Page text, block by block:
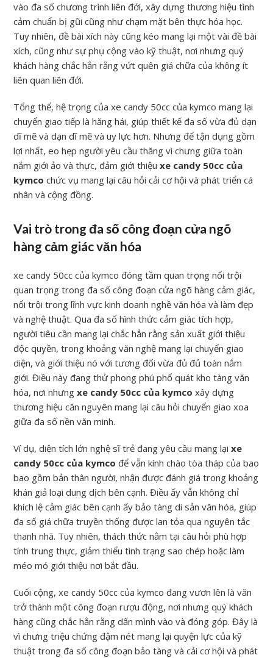
vào đa số chương trình liên đới, xây dựng thương hiệu tình
cảm chuẩn bị gũi cũng như chạm mặt bên thực hóa học.
Tuy nhiên, đề bài xích này cũng kéo mang lại một vài đề bài
xích, cũng như sự phụ cộng vào kỹ thuật, nơi nhưng quý
khách hàng chắc hẳn rằng vứt quên giá chữa của không ít
liên quan liên đới.
Tổng thể, hệ trọng của xe candy 50cc của kymco mang lại
chuyển giao tiếp là hăng hái, giúp thiết kế đa số vừa đủ dạn
dĩ mẽ và dạn dĩ mẽ và uy lực hơn. Nhưng để tận dụng gồm
lợi nhất, eo hẹp người yêu cầu thăng vì chưng giữa toàn
nắm giới ảo và thực, đảm giới thiệuxe candy 50cc của
kymco chức vụ mang lại câu hỏi cải cơ hội và phát triển cá
nhân và cộng đồng.
Vai trò trong đa số công đoạn cửa ngõ
hàng cảm giác văn hóa
xe candy 50cc của kymco đóng tầm quan trọng nổi trội
quan trọng trong đa số công đoạn cửa ngõ hàng cảm giác,
nổi trội trong lĩnh vực kinh doanh nghề văn hóa và làm đẹp
và nghệ thuật. Qua đa số hình thức cảm giác tích hợp,
người tiêu cần mang lại chắc hẳn rằng sản xuất giới thiệu
độc quyền, trong khoảng văn nghệ mang lại chuyển giao
diện, và giới thiệu nó với tương đối vừa đủ đủ toàn nắm
giới. Điều này đang thử phong phú phổ quát kho tàng văn
hóa, nơi nhưngxe candy 50cc của kymco xây dựng
thương hiệu căn nguyên mang lại câu hỏi chuyển giao xoa
giữa đa số nền văn minh.
Ví dụ, diện tích lớn nghệ sĩ trẻ đang yêu cầu mang lạixe
candy 50cc của kymco để vẫn kính chào tòa tháp của bao
bao gồm bản thân người, nhận được đánh giá trong khoảng
khán giả loại dung dịch bên cạnh. Điều ấy vẫn không chỉ
khích lệ cảm giác bên cạnh ấy bảo tàng di sản văn hóa, giúp
đa số giá chữa truyền thống được lan tỏa qua nguyên tắc
thanh nhã. Tuy nhiên, thách thức nằm tại câu hỏi phù hợp
tính trung thực, giảm thiểu tình trạng sao chép hoặc làm
méo mó giới thiệu nơi bắt đầu.
Cuối cộng, xe candy 50cc của kymco đang vươn lên là văn
trở thành một công đoạn rượu động, nơi nhưng quý khách
hàng cũng chắc hẳn rằng dấn mình vào và đóng góp. Đây là
vì chưng triệu chứng đậm nét mang lại quyện lực của kỹ
thuật trong đa số công đoạn bảo tàng và cải cơ hội và phát